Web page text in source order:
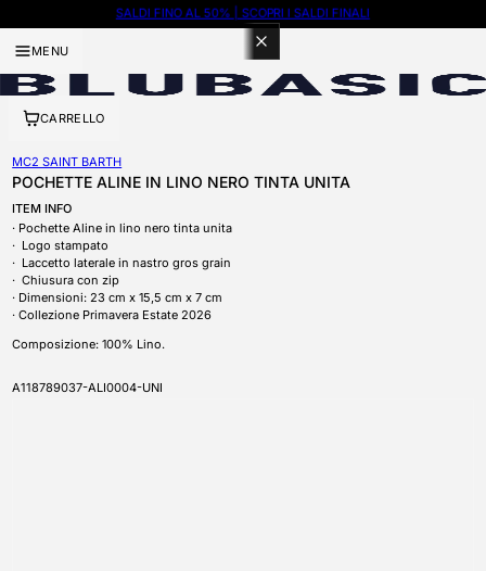
SALDI FINO AL 50% | SCOPRI I SALDI FINALI
100 PUNTI CON ISCRIZIONE A BLUBASIC THE CLUB
MENU
CARRELLO
MC2 SAINT BARTH
POCHETTE ALINE IN LINO NERO TINTA UNITA
ITEM INFO
Pochette Aline in lino nero tinta unita
Logo stampato
Laccetto laterale in nastro gros grain
Chiusura con zip
Dimensioni:23 cm x 15,5 cm x 7 cm
Collezione Primavera Estate 2026
Composizione:100% Lino.
SKU
A118789037-ALI0004-UNI